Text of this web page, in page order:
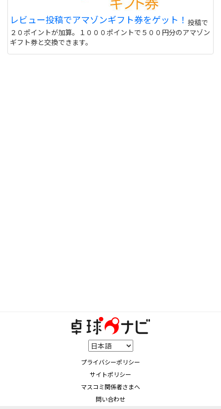
レビュー投稿でアマゾンギフト券をゲット！ 投稿で
２０ポイントが加算。１０００ポイントで５００円分のアマゾン
ギフト券と交換できます。
プライバシーポリシー
サイトポリシー
マスコミ関係者さまへ
問い合わせ